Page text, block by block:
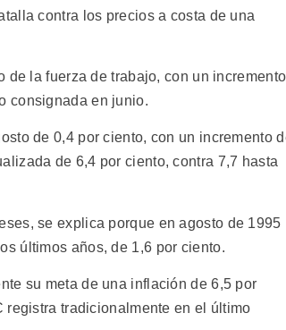
contra los precios a costa de una
la fuerza de trabajo, con un incremento
consignada en junio.
de 0,4 por ciento, con un incremento
de 6,4 por ciento, contra 7,7 hasta
se explica porque en agosto de 1995
últimos años, de 1,6 por ciento.
su meta de una inflación de 6,5 por
tradicionalmente en el último